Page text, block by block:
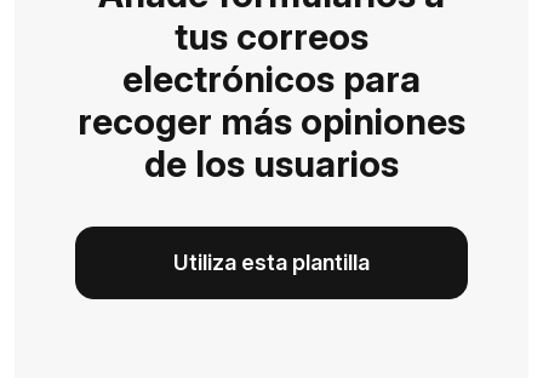
tus correos
electrónicos para
recoger más opiniones
de los usuarios
Utiliza esta plantilla